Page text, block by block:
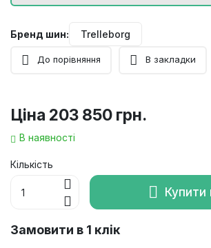
Бренд шин: Trelleborg
До порівняння В закладки
Ціна 203 850 грн.
В наявності
Кількість
Замовити в 1 клік